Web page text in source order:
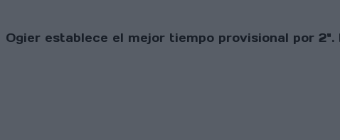
Ogier establece el mejor tiempo provisional por